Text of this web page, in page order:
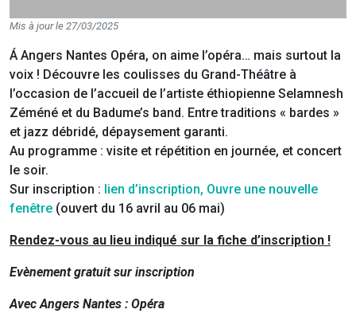
Mis à jour le 27/03/2025
Á Angers Nantes Opéra, on aime l’opéra… mais surtout la
voix ! Découvre les coulisses du Grand-Théâtre à
l’occasion de l’accueil de l’artiste éthiopienne Selamnesh
Zéméné et du Badume’s band. Entre traditions « bardes »
et jazz débridé, dépaysement garanti.
Au programme : visite et répétition en journée, et concert
le soir.
Sur inscription : lien d’inscription, Ouvre une nouvelle
fenêtre (ouvert du 16 avril au 06 mai)
Rendez-vous au lieu indiqué sur la fiche d’inscription !
Evènement gratuit sur inscription
Avec Angers Nantes : Opéra